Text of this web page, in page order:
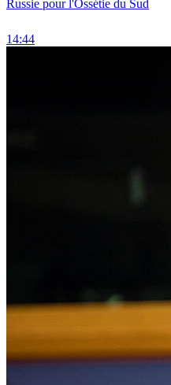
Russie pour l'Ossétie du Sud
14:44